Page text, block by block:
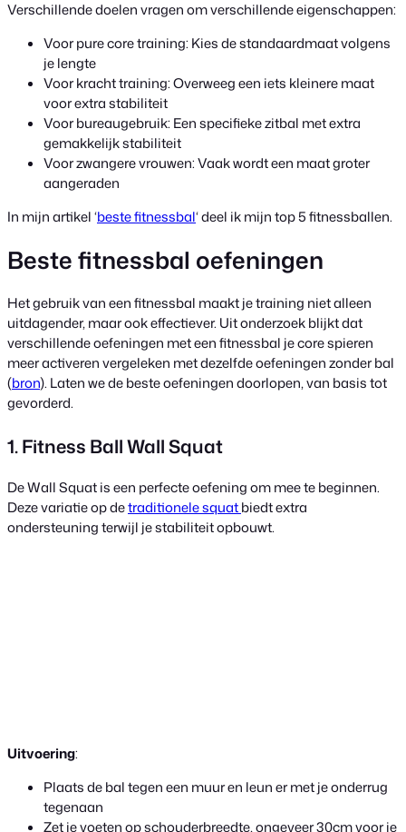
Verschillende doelen vragen om verschillende eigenschappen:
Voor pure core training: Kies de standaardmaat volgens
je lengte
Voor kracht training: Overweeg een iets kleinere maat
voor extra stabiliteit
Voor bureaugebruik: Een specifieke zitbal met extra
gemakkelijk stabiliteit
Voor zwangere vrouwen: Vaak wordt een maat groter
aangeraden
In mijn artikel ‘beste fitnessbal‘ deel ik mijn top 5 fitnessballen.
Beste fitnessbal oefeningen
Het gebruik van een fitnessbal maakt je training niet alleen
uitdagender, maar ook effectiever. Uit onderzoek blijkt dat
verschillende oefeningen met een fitnessbal je core spieren
meer activeren vergeleken met dezelfde oefeningen zonder bal
(bron). Laten we de beste oefeningen doorlopen, van basis tot
gevorderd.
1. Fitness Ball Wall Squat
De Wall Squat is een perfecte oefening om mee te beginnen.
Deze variatie op detraditionele squatbiedt extra
ondersteuning terwijl je stabiliteit opbouwt.
Uitvoering:
Plaats de bal tegen een muur en leun er met je onderrug
tegenaan
Zet je voeten op schouderbreedte, ongeveer 30cm voor je